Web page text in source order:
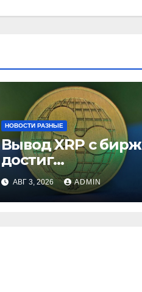
НОВОСТИ РАЗНЫЕ
Вывод XRP с бирж
достиг
рекордного
максимума за 5
лет
АВГ 3, 2026 ADMIN